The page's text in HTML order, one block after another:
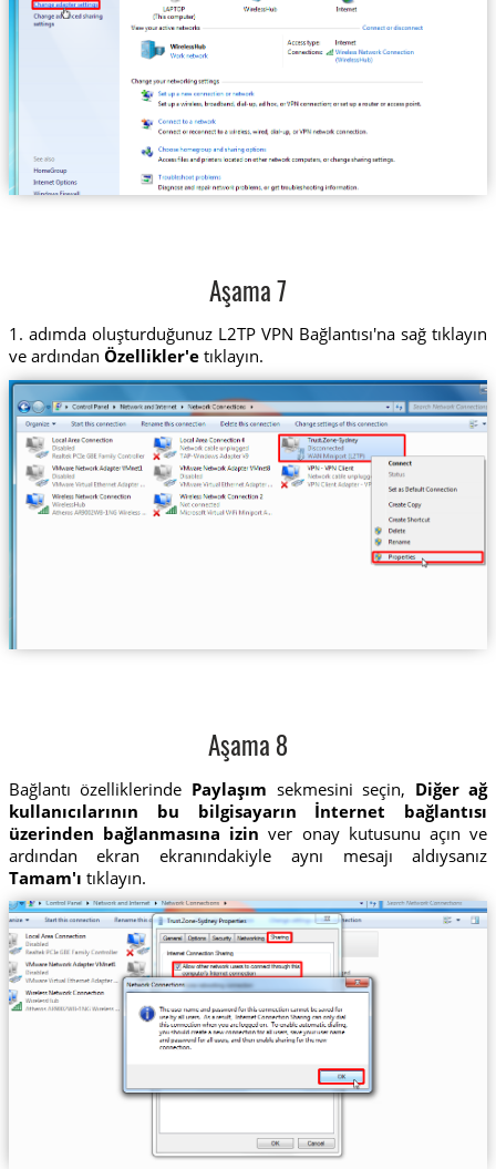
Aşama 7
1. adımda oluşturduğunuz L2TP VPN Bağlantısı'na sağ tıklayın
ve ardından Özellikler'etıklayın.
Aşama 8
Bağlantı özelliklerinde Paylaşım sekmesini seçin, Diğer ağ
kullanıcılarının bu bilgisayarın İnternet bağlantısı
üzerinden bağlanmasına izin ver onay kutusunu açın ve
ardından ekran ekranındakiyle aynı mesajı aldıysanız
Tamam'ı tıklayın.